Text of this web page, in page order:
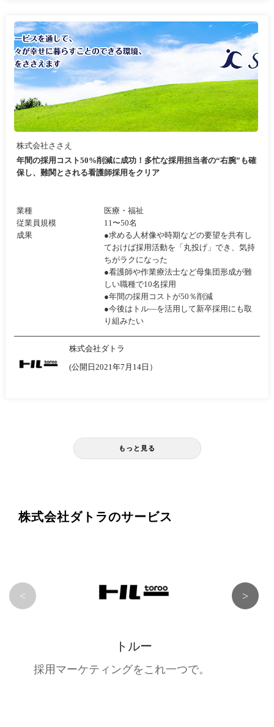
株式会社ささえ
年間の採用コスト50%削減に成功！多忙な採用担当者の“右腕”も確
保し、難関とされる看護師採用をクリア
業種
医療・福祉
従業員規模
11〜50名
成果
●求める人材像や時期などの要望を共有し
ておけば採用活動を「丸投げ」でき、気持
ちがラクになった
●看護師や作業療法士など母集団形成が難
しい職種で10名採用
●年間の採用コストが50％削減
●今後はトル―を活用して新卒採用にも取
り組みたい
株式会社ダトラ
(公開日2021年7月14日）
もっと見る
株式会社ダトラのサービス
トルー
採用マーケティングをこれ一つで。
< >